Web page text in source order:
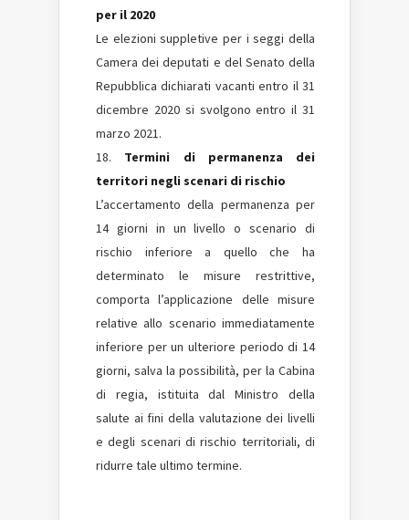
per il 2020
Le elezioni suppletive per i seggi della
Camera dei deputati e del Senato della
Repubblica dichiarati vacanti entro il 31
dicembre 2020 si svolgono entro il 31
marzo 2021.
Termini di permanenza dei
territori negli scenari di rischio
L’accertamento della permanenza per
14 giorni in un livello o scenario di
rischio inferiore a quello che ha
determinato le misure restrittive,
comporta l’applicazione delle misure
relative allo scenario immediatamente
inferiore per un ulteriore periodo di 14
giorni, salva la possibilità, per la Cabina
di regia, istituita dal Ministro della
salute ai fini della valutazione dei livelli
e degli scenari di rischio territoriali, di
ridurre tale ultimo termine.